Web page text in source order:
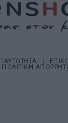
ΤΑΥΤΟΤΗΤΑ
ΠΟΛΙΤΙΚΗ